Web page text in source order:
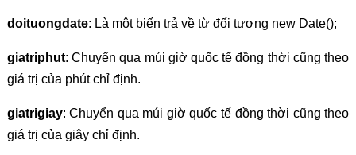
doituongdate: Là một biến trả về từ đối tượng new Date();
giatriphut: Chuyển qua múi giờ quốc tế đồng thời cũng theo
giá trị của phút chỉ định.
giatrigiay: Chuyển qua múi giờ quốc tế đồng thời cũng theo
giá trị của giây chỉ định.